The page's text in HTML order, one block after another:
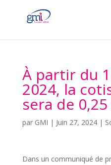
À partir du
2024, la
sera de 0,25
par GMI | Juin 27, 2024|
Dans un communiqué de